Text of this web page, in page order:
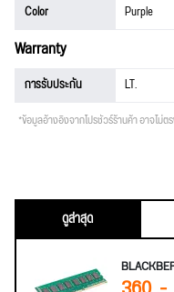
Color
Purple
Warranty
การรับประกัน LT.
*ข้อมูลอ้างอิงจากโปรชัวร์ร้านค้า อาจไม่
ดูล่าสุด